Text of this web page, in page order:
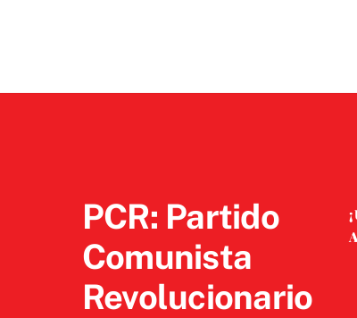
PCR: Partido
Comunista
Revolucionario